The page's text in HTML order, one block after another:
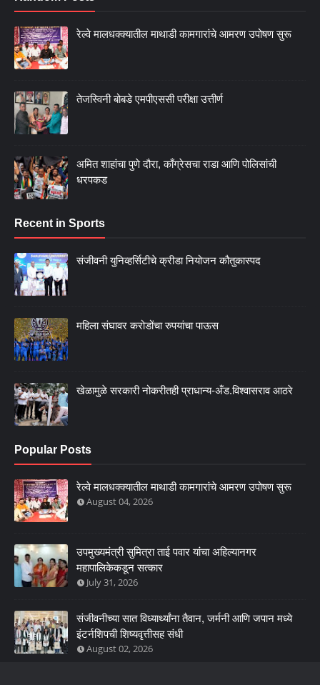
रेल्वे मालधक्क्यातील माथाडी कामगारांचे आमरण उपोषण सुरू
तेजस्विनी बोबडे एमपीएससी परीक्षा उत्तीर्ण
अमित शाहांचा पुणे दौरा, काँग्रेसचा राडा आणि पोलिसांची
धरपकड
Recent in Sports
संजीवनी युनिव्हर्सिटीचे क्रीडा नियोजन कौतुकास्पद
महिला संघावर करोडोंचा रुपयांचा पाऊस
खेळामुळे सरकारी नोकरीतही प्राधान्य-अँड.विश्वासराव आठरे
Popular Posts
रेल्वे मालधक्क्यातील माथाडी कामगारांचे आमरण उपोषण सुरू
August 04, 2026
उपमुख्यमंत्री सुमित्रा ताई पवार यांचा अहिल्यानगर
महापालिकेकडून सत्कार
July 31, 2026
संजीवनीच्या सात विध्यार्थ्यांना तैवान, जर्मनी आणि जपान मध्ये
इंटर्नशिपची शिष्यवृत्तीसह संधी
August 02, 2026